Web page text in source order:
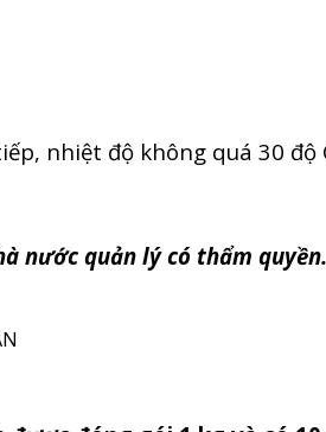
nhiệt độ không quá 30 độ
nước quản lý có thẩm